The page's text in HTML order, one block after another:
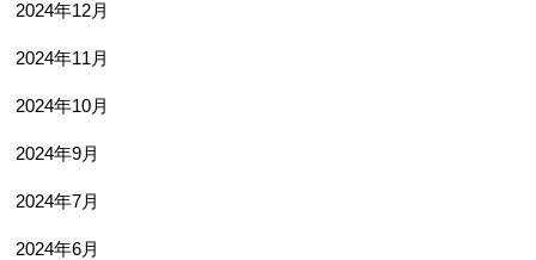
2024年12月
2024年11月
2024年10月
2024年9月
2024年7月
2024年6月